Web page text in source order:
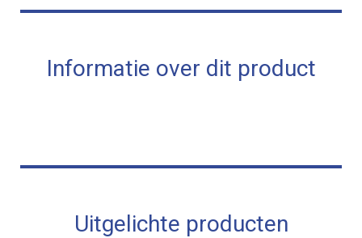
Informatie over dit product
Uitgelichte producten